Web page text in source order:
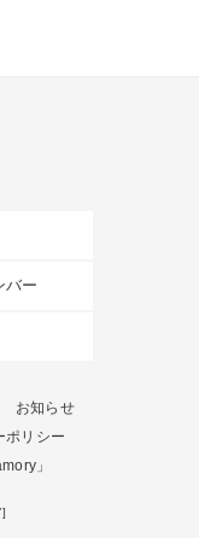
バー
お知らせ
ポリシー
」